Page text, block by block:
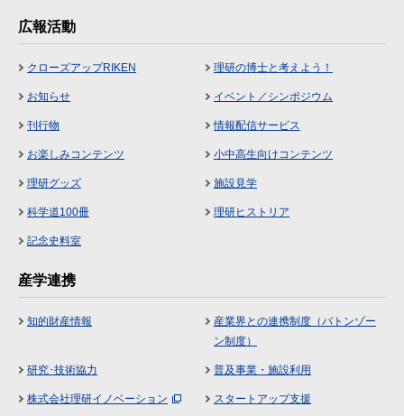
広報活動
クローズアップRIKEN 理研の博士と考えよう！
お知らせ イベント／シンポジウム
刊行物 情報配信サービス
お楽しみコンテンツ 小中高生向けコンテンツ
理研グッズ 施設見学
科学道100冊 理研ヒストリア
記念史料室
産学連携
知的財産情報
産業界との連携制度（バトンゾー
ン制度）
研究･技術協力 普及事業・施設利用
株式会社理研イノベーション スタートアップ支援